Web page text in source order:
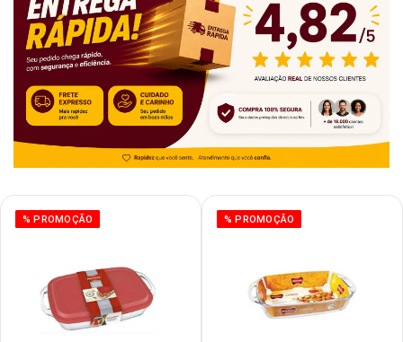
% PROMOÇÃO % PROMOÇÃO